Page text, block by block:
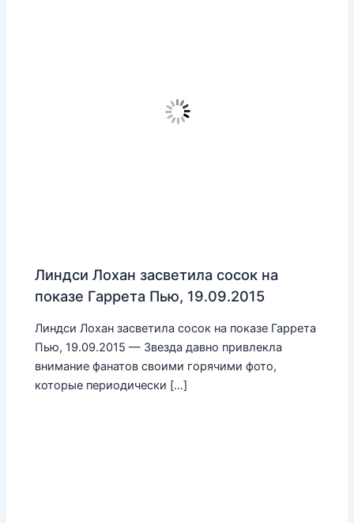
Линдси Лохан засветила сосок на
показе Гаррета Пью, 19.09.2015
Линдси Лохан засветила сосок на показе Гаррета
Пью, 19.09.2015 — Звезда давно привлекла
внимание фанатов своими горячими фото,
которые периодически […]